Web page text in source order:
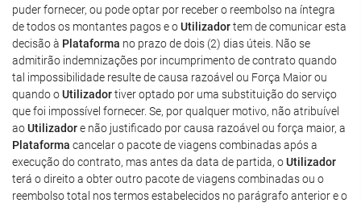
puder fornecer, ou pode optar por receber o reembolso na íntegra
de todos os montantes pagos e oUtilizadortem de comunicar esta
decisão à Plataforma no prazo de dois (2) dias úteis. Não se
admitirão indemnizações por incumprimento de contrato quando
tal impossibilidade resulte de causa razoável ou Força Maior ou
quando oUtilizadortiver optado por uma substituição do serviço
que foi impossível fornecer. Se, por qualquer motivo, não atribuível
aoUtilizadore não justificado por causa razoável ou força maior, a
Plataforma cancelar o pacote de viagens combinadas após a
execução do contrato, mas antes da data de partida, oUtilizador
terá o direito a obter outro pacote de viagens combinadas ou o
reembolso total nos termos estabelecidos no parágrafo anterior e o